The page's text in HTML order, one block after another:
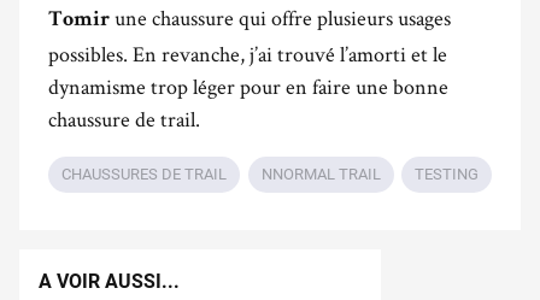
Tomir une chaussure qui offre plusieurs usages
possibles. En revanche, j’ai trouvé l’amorti et le
dynamisme trop léger pour en faire une bonne
chaussure de trail.
CHAUSSURES DE TRAIL NNORMAL TRAIL TESTING
A VOIR AUSSI...